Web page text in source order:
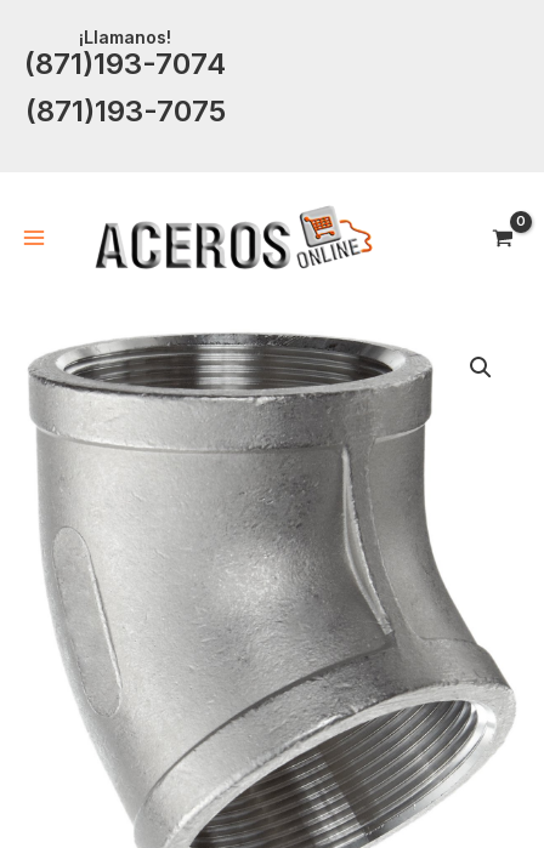
contenido
¡Llamanos!
(871)193-7074
(871)193-7075